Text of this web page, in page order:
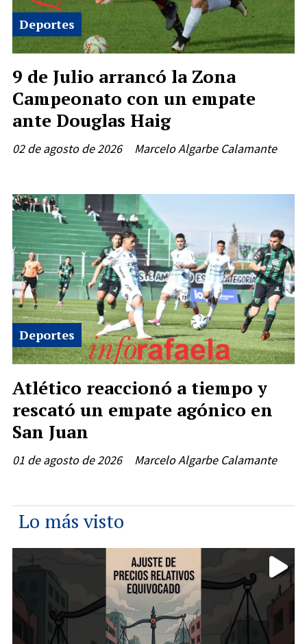
9 de Julio arrancó la Zona
Campeonato con un empate
ante Douglas Haig
Marcelo Algarbe Calamante
Deportes
02 de agosto de 2026
Atlético reaccionó a tiempo y
rescató un empate agónico en
San Juan
Marcelo Algarbe Calamante
Deportes
01 de agosto de 2026
Lo más visto